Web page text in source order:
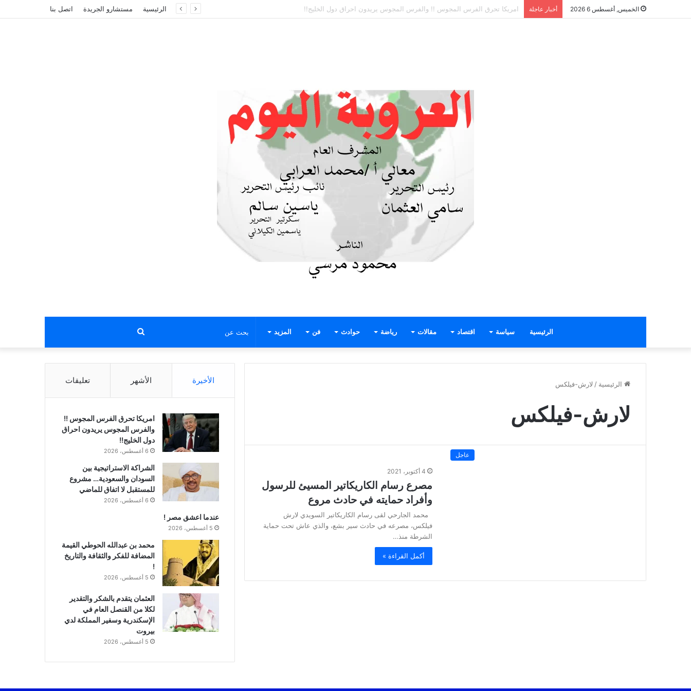
الخميس, أغسطس 6 2026 أخبار عاجلة الشراكة الاستراتيجية بين السودان والسعودية… مشروع للمستقبل لا اتفاق للماضي الرئيسية مستشارو الجريدة اتصل بنا
الرئيسية سياسة اقتصاد مقالات رياضة حوادث فن المزيد بحث
عن
الرئيسية / لارش-فيلكس
لارش-فيلكس
عاجل
4 أكتوبر، 2021
مصرع رسام الكاريكاتير المسيئ للرسول
وأفراد حمايته في حادث مروع
محمد الجارحي لقى رسام الكاريكاتير السويدي لارش
فيلكس، مصرعه في حادث سير بشع، والذي عاش تحت حماية
الشرطة منذ…
أكمل القراءة »
الأخيرة الأشهر تعليقات
امريكا تحرق الفرس المجوس !!
والفرس المجوس يريدون احراق
دول الخليج!!
6 أغسطس، 2026
الشراكة الاستراتيجية بين
السودان والسعودية… مشروع
للمستقبل لا اتفاق للماضي
6 أغسطس، 2026
عندما اعشق مصر !
5 أغسطس، 2026
محمد بن عبدالله الحوطي القيمة
المضافة للفكر والثقافة والتاريخ
!
5 أغسطس، 2026
العثمان يتقدم بالشكر والتقدير
لكلا من القنصل العام في
الإسكندرية وسفير المملكة لدي
بيروت
5 أغسطس، 2026